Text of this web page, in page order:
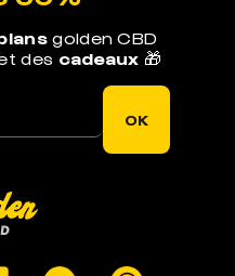
sous 1j ouvré
golden CBD
des cadeaux 🎁
OK